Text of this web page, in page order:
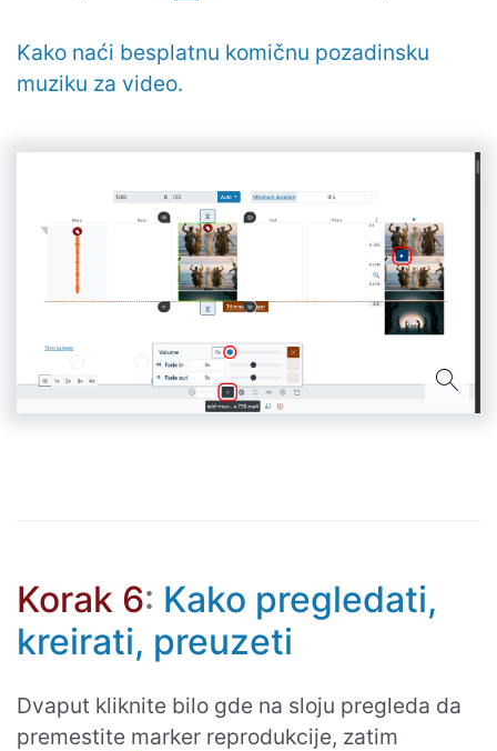
Kako naći besplatnu komičnu pozadinsku
muziku za video.
Korak 6: Kako pregledati,
kreirati, preuzeti
Dvaput kliknite bilo gde na sloju pregleda da
premestite marker reprodukcije, zatim